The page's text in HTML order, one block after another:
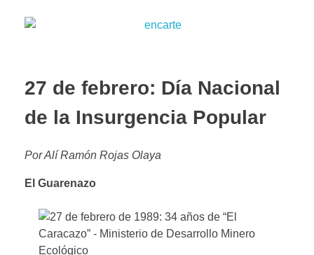
27 de febrero: Día Nacional
de la Insurgencia Popular
Por Alí Ramón Rojas Olaya
El Guarenazo